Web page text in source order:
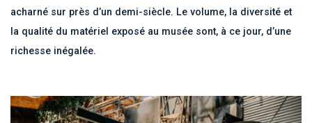
acharné sur près d’un demi-siècle. Le volume, la diversité et
la qualité du matériel exposé au musée sont, à ce jour, d’une
richesse inégalée.